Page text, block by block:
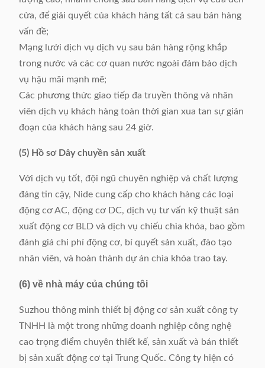
cửa, để giải quyết của khách hàng tất cả sau bán hàng
vấn đề;
Mạng lưới dịch vụ dịch vụ sau bán hàng rộng khắp
trong nước và các cơ quan nước ngoài đảm bảo dịch
vụ hậu mãi mạnh mẽ;
Các phương thức giao tiếp đa truyền thông và nhân
viên dịch vụ khách hàng toàn thời gian xua tan sự gián
đoạn của khách hàng sau 24 giờ.
(5) Hồ sơ Dây chuyền sản xuất
Với dịch vụ tốt, đội ngũ chuyên nghiệp và chất lượng
đáng tin cậy, Nide cung cấp cho khách hàng các loại
động cơ AC, động cơ DC, dịch vụ tư vấn kỹ thuật sản
xuất động cơ BLD và dịch vụ chiếu chìa khóa, bao gồm
đánh giá chi phí động cơ, bí quyết sản xuất, đào tạo
nhân viên, và hoàn thành dự án chìa khóa trao tay.
(6) về nhà máy của chúng tôi
Suzhou thông minh thiết bị động cơ sản xuất công ty
TNHH là một trong những doanh nghiệp công nghệ
cao trọng điểm chuyên thiết kế, sản xuất và bán thiết
bị sản xuất động cơ tại Trung Quốc. Công ty hiện có